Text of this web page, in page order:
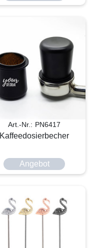
Art.-Nr.: PN6417
Kaffeedosierbecher
Angebot